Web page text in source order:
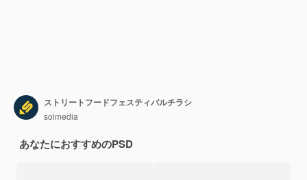
ストリートフードフェスティバルチラシ
solmedia
あなたにおすすめのPSD